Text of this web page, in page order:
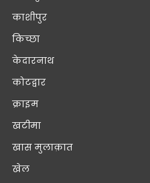
काशीपुर
किच्छा
केदारनाथ
कोटद्वार
क्राइम
खटीमा
खास मुलाक़ात
खेल